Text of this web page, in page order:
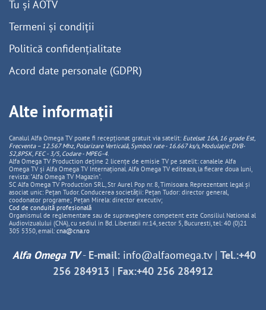
Tu și AOTV
Termeni și condiții
Politică confidențialitate
Acord date personale (GDPR)
Alte informații
Canalul Alfa Omega TV poate fi recepționat gratuit via satelit: Eutelsat 16A, 16 grade Est,
Frecventa – 12.567 Mhz, PolarizareVerticală, Symbol rate - 16.667 ks/s, Modulație: DVB-
S2,8PSK, FEC - 3/5, Codare - MPEG-4.
Alfa Omega TV Production deține 2 licențe de emisie TV pe satelit: canalele Alfa
Omega TV și Alfa Omega TV Internațional. Alfa Omega TV editeaza, la fiecare doua luni,
revista: "Alfa Omega TV Magazin".
SC Alfa Omega TV Production SRL, Str Aurel Pop nr. 8, Timisoara. Reprezentant legal și
asociat unic: Pețan Tudor. Conducerea societății: Pețan Tudor: director general,
coodonator programe; Pețan Mirela: director executiv;
Cod de conduită profesională
Organismul de reglementare sau de supraveghere competent este Consiliul National al
Audiovizualului (CNA), cu sediul in Bd. Libertatii nr.14, sector 5, Bucuresti, tel: 40 (0)21
305 5350, email: cna@cna.ro
Alfa Omega TV- E-mail: info@alfaomega.tv| Tel.:+40
256 284913 | Fax:+40 256 284912